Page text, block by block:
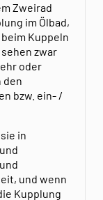
Zweirad
im Ölbad,
Kuppeln
zwar
oder
den
bzw. ein- /
in
und wenn
Kupplung